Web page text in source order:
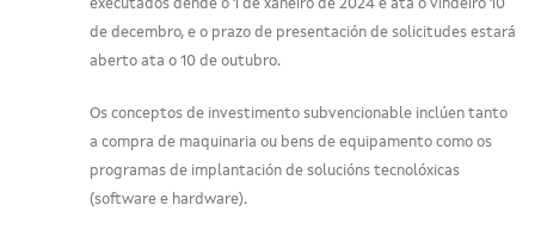
executados dende o 1 de xaneiro de 2024 e ata o vindeiro 10
de decembro, e o prazo de presentación de solicitudes estará
aberto ata o 10 de outubro.
Os conceptos de investimento subvencionable inclúen tanto
a compra de maquinaria ou bens de equipamento como os
programas de implantación de solucións tecnolóxicas
(software e hardware).